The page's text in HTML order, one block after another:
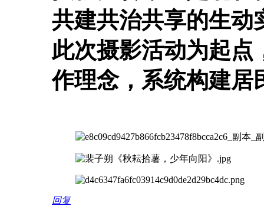
共建共治共享的生动
此次摄影活动为起点
作理念，系统构建居
回复